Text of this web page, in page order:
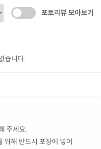
포토리뷰 모아보기
습니다.
주세요.
해 반드시 포장에 넣어